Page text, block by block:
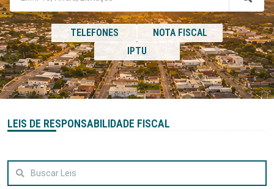
TELEFONES
NOTA FISCAL
IPTU
LEIS DE RESPONSABILIDADE FISCAL